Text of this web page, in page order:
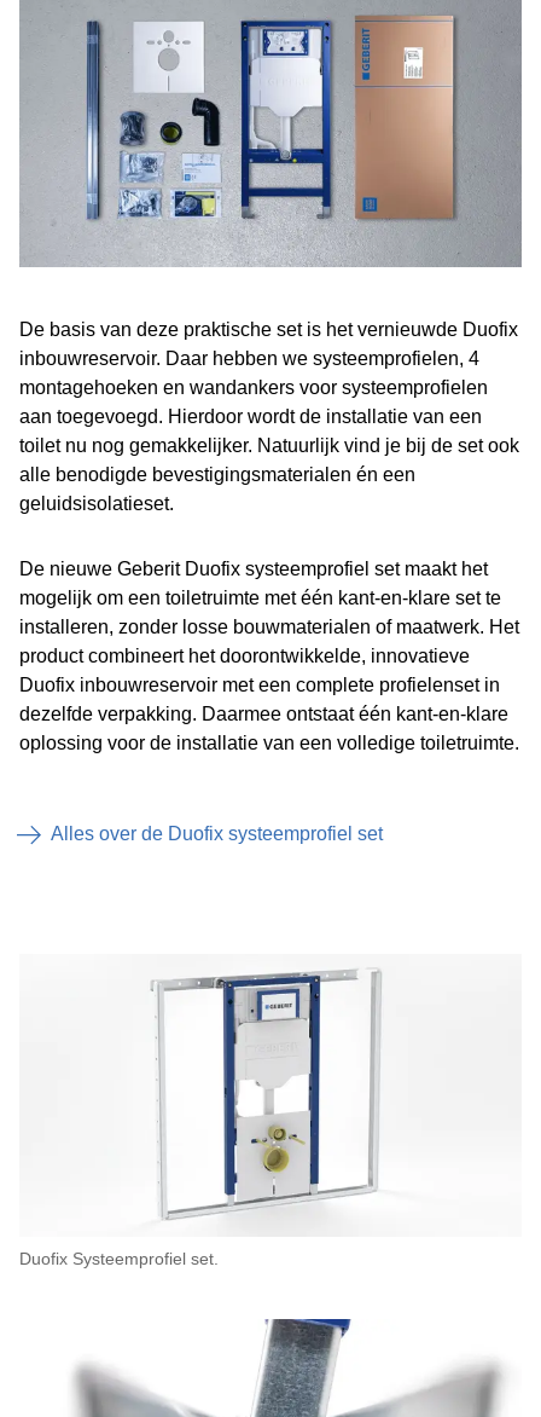
De basis van deze praktische set is het vernieuwde Duofix
inbouwreservoir. Daar hebben we systeemprofielen, 4
montagehoeken en wandankers voor systeemprofielen
aan toegevoegd. Hierdoor wordt de installatie van een
toilet nu nog gemakkelijker. Natuurlijk vind je bij de set ook
alle benodigde bevestigingsmaterialen én een
geluidsisolatieset.
De nieuwe Geberit Duofix systeemprofiel set maakt het
mogelijk om een toiletruimte met één kant-en-klare set te
installeren, zonder losse bouwmaterialen of maatwerk. Het
product combineert het doorontwikkelde, innovatieve
Duofix inbouwreservoir met een complete profielenset in
dezelfde verpakking. Daarmee ontstaat één kant-en-klare
oplossing voor de installatie van een volledige toiletruimte.
Alles over de Duofix systeemprofiel set
Duofix Systeemprofiel set.